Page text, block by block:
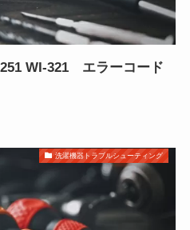
WI-321 エラーコード
洗濯機器トラブルシューティング